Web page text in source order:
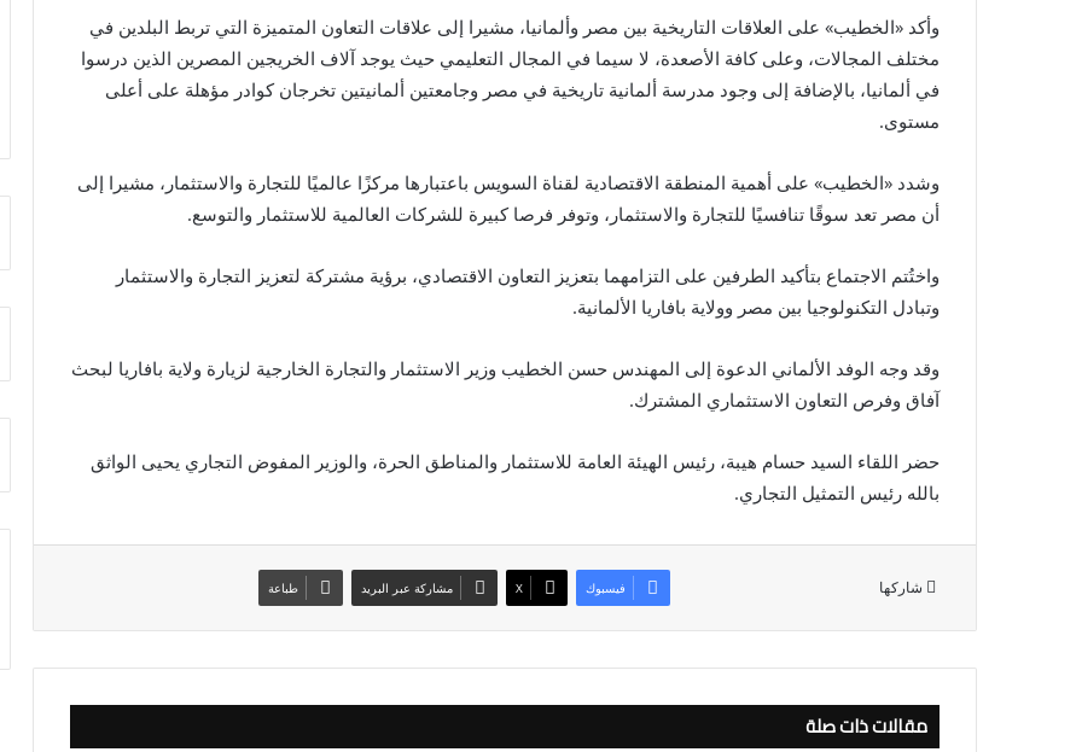
وأكد «الخطيب» على العلاقات التاريخية بين مصر وألمانيا، مشيرا إلى علاقات التعاون المتميزة التي تربط البلدين في
مختلف المجالات، وعلى كافة الأصعدة، لا سيما في المجال التعليمي حيث يوجد آلاف الخريجين المصرين الذين درسوا
في ألمانيا، بالإضافة إلى وجود مدرسة ألمانية تاريخية في مصر وجامعتين ألمانيتين تخرجان كوادر مؤهلة على أعلى
مستوى.
وشدد «الخطيب» على أهمية المنطقة الاقتصادية لقناة السويس باعتبارها مركزًا عالميًا للتجارة والاستثمار، مشيرا إلى
أن مصر تعد سوقًا تنافسيًا للتجارة والاستثمار، وتوفر فرصا كبيرة للشركات العالمية للاستثمار والتوسع.
واختُتم الاجتماع بتأكيد الطرفين على التزامهما بتعزيز التعاون الاقتصادي، برؤية مشتركة لتعزيز التجارة والاستثمار
وتبادل التكنولوجيا بين مصر وولاية بافاريا الألمانية.
وقد وجه الوفد الألماني الدعوة إلى المهندس حسن الخطيب وزير الاستثمار والتجارة الخارجية لزيارة ولاية بافاريا لبحث
آفاق وفرص التعاون الاستثماري المشترك.
حضر اللقاء السيد حسام هيبة، رئيس الهيئة العامة للاستثمار والمناطق الحرة، والوزير المفوض التجاري يحيى الواثق
بالله رئيس التمثيل التجاري.
شاركها فيسبوك X مشاركة عبر البريد طباعة
مقالات ذات صلة